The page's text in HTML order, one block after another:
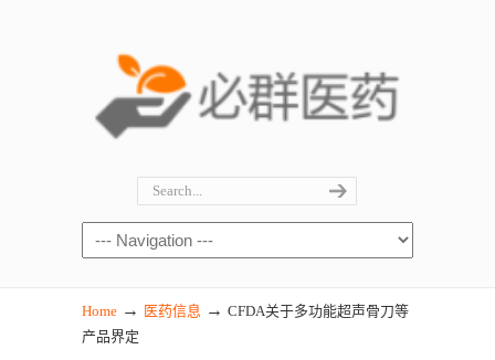
Home → 医药信息 → CFDA关于多功能超声骨刀等
产品界定